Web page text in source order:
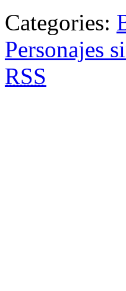
Categories:
Personajes
RSS